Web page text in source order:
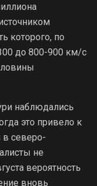
которого, по
до 800-900 км/с
наблюдались
это привело к
в северо-
не
вероятность
вновь